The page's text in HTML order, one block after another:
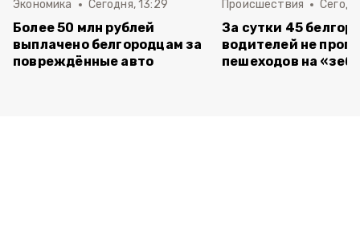
Экономика Сегодня, 13:29
Более 50 млн рублей
выплачено белгородцам за
повреждённые авто
Происшествия
За сутки 45
водителей не
пешеходов на